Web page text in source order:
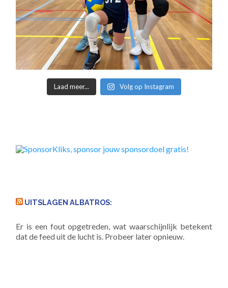
Laad meer... Volg op Instagram
UITSLAGEN ALBATROS:
Er is een fout opgetreden, wat waarschijnlijk betekent
dat de feed uit de lucht is. Probeer later opnieuw.